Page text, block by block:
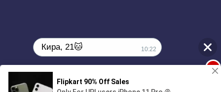
Кира, 21🐱 10:22
Поиграешь со мной? 💖🐾
1